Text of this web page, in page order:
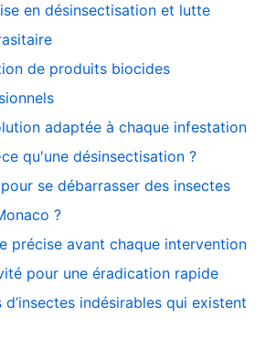
en désinsectisation et lutte
de produits biocides
adaptée à chaque infestation
ce qu'une désinsectisation ?
se débarrasser des insectes
?
précise avant chaque intervention
pour une éradication rapide
d’insectes indésirables qui existent